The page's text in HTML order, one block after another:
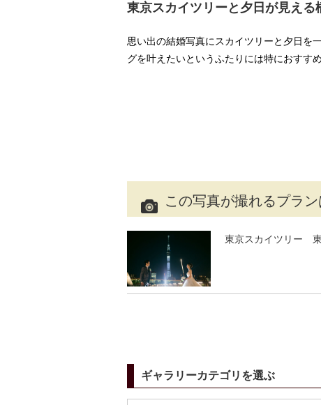
東京スカイツリーと夕日が見え
思い出の結婚写真にスカイツリーと夕日を
グを叶えたいというふたりには特におすすめ
この写真が撮れるプラン
東京スカイツリー
ギャラリーカテゴリを選ぶ